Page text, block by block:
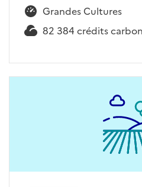
Grandes Cultures
82 384 crédits